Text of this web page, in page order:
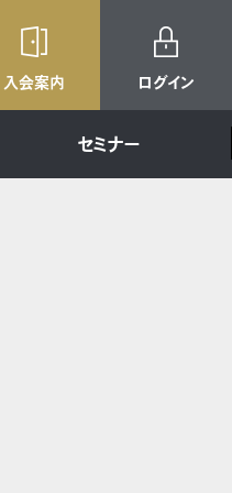
入会案内 ログイン
セミナー